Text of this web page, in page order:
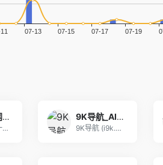
606收录网,免费自动秒收录网址,提供自动收录,网站导航大全源码,自动链,友情链接交换。
606导航是一个精心挑选的优质网址大全,通往精彩
9K导航_AI工具导航_程序员资源大全_硬核科技网址导航
9K导航 (i9k.cn) 是专为极客与开发者打